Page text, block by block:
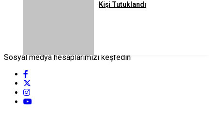
Kişi Tutuklandı
Sosyal medya hesaplarımızı keşfedin